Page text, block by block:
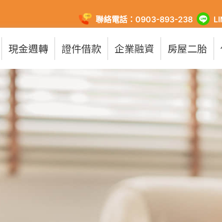
聯絡電話：0903-893-238
現金週轉 證件借款 企業融資 房屋二胎